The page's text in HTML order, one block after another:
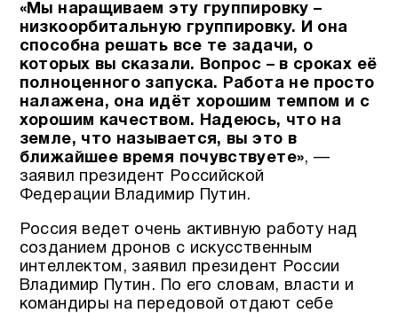
«Мы наращиваем эту группировку –
низкоорбитальную группировку. И она
способна решать все те задачи, о
которых вы сказали. Вопрос – в сроках её
полноценного запуска. Работа не просто
налажена, она идёт хорошим темпом и с
хорошим качеством. Надеюсь, что на
земле, что называется, вы это в
ближайшее время почувствуете», —
заявил президент Российской
Федерации Владимир Путин.
Россия ведет очень активную работу над
созданием дронов с искусственным
интеллектом, заявил президент России
Владимир Путин. По его словам, власти и
командиры на передовой отдают себе